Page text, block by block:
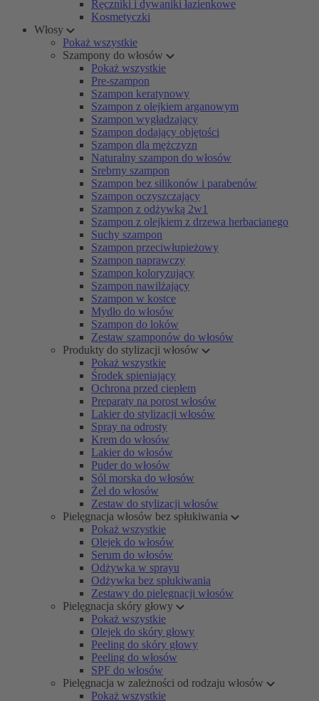
Ręczniki i dywaniki łazienkowe
Kosmetyczki
Włosy
Pokaż wszystkie
Szampony do włosów
Pokaż wszystkie
Pre-szampon
Szampon keratynowy
Szampon z olejkiem arganowym
Szampon wygładzający
Szampon dodający objętości
Szampon dla mężczyzn
Naturalny szampon do włosów
Srebrny szampon
Szampon bez silikonów i parabenów
Szampon oczyszczający
Szampon z odżywką 2w1
Szampon z olejkiem z drzewa herbacianego
Suchy szampon
Szampon przeciwłupieżowy
Szampon naprawczy
Szampon koloryzujący
Szampon nawilżający
Szampon w kostce
Mydło do włosów
Szampon do loków
Zestaw szamponów do włosów
Produkty do stylizacji włosów
Pokaż wszystkie
Środek spieniający
Ochrona przed ciepłem
Preparaty na porost włosów
Lakier do stylizacji włosów
Spray na odrosty
Krem do włosów
Lakier do włosów
Puder do włosów
Sól morska do włosów
Żel do włosów
Zestaw do stylizacji włosów
Pielęgnacja włosów bez spłukiwania
Pokaż wszystkie
Olejek do włosów
Serum do włosów
Odżywka w sprayu
Odżywka bez spłukiwania
Zestawy do pielęgnacji włosów
Pielęgnacja skóry głowy
Pokaż wszystkie
Olejek do skóry głowy
Peeling do skóry głowy
Peeling do włosów
SPF do włosów
Pielęgnacja w zależności od rodzaju włosów
Pokaż wszystkie